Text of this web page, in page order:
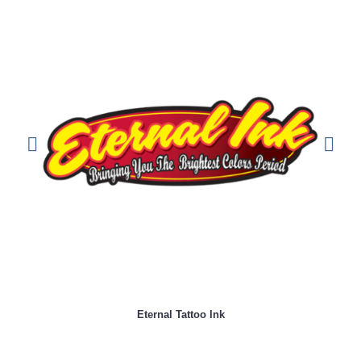
Eternal Tattoo Ink